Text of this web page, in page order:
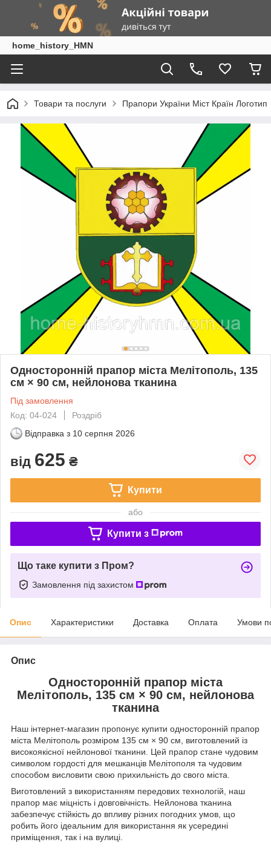
home_history_HMN
Товари та послуги Прапори України Міст Країн Логотип
Односторонній прапор міста Мелітополь, 135
см × 90 см, нейлонова тканина
Під замовлення
Код: 04-024
Роздріб
Відправка з 10 серпня 2026
від 625 ₴
Купити
або
Купити з
Що таке купити з Пром?
Замовлення під захистом
Опис Характеристики Доставка Оплата Умови
Опис
Односторонній прапор міста
Мелітополь, 135 см × 90 см, нейлонова
тканина
Наш інтернет-магазин пропонує купити односторонній прапор
міста Мелітополь розміром 135 см × 90 см, виготовлений із
високоякісної нейлонової тканини. Цей прапор стане чудовим
символом гордості для мешканців Мелітополя та чудовим
способом висловити свою прихильність до свого міста.
Виготовлений з використанням передових технологій, наш
прапор має міцність і довговічність. Нейлонова тканина
забезпечує стійкість до впливу різних погодних умов, що
робить його ідеальним для використання як усередині
приміщення, так і на вулиці.